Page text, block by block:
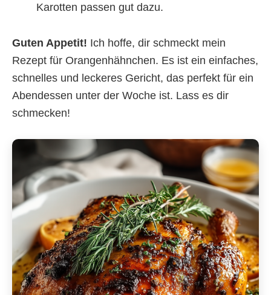
Karotten passen gut dazu.
Guten Appetit! Ich hoffe, dir schmeckt mein
Rezept für Orangenhähnchen. Es ist ein einfaches,
schnelles und leckeres Gericht, das perfekt für ein
Abendessen unter der Woche ist. Lass es dir
schmecken!